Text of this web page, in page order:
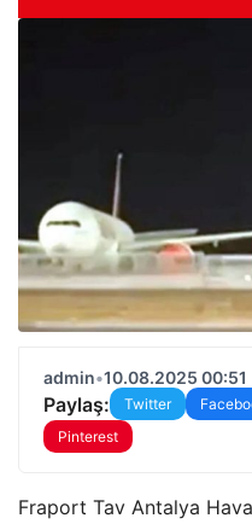
admin•10.08.2025 00:51
Paylaş: Twitter
Pinterest
Fraport Tav Antalya